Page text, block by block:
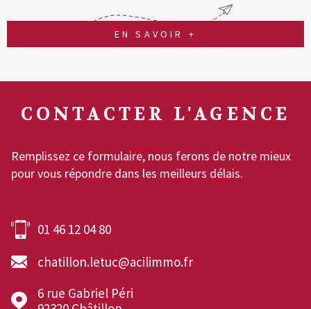
EN SAVOIR +
CONTACTER L'AGENCE
Remplissez ce formulaire, nous ferons de notre mieux
pour vous répondre dans les meilleurs délais.
01 46 12 04 80
chatillon.letuc@acilimmo.fr
6 rue Gabriel Péri